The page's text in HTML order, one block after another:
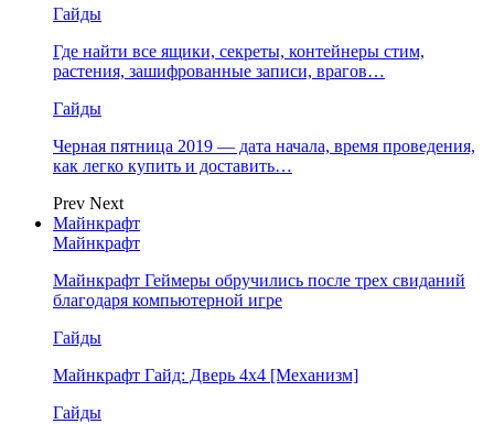
Гайды
Где найти все ящики, секреты, контейнеры стим,
растения, зашифрованные записи, врагов…
Гайды
Черная пятница 2019 — дата начала, время проведения,
как легко купить и доставить…
Prev Next
Майнкрафт
Майнкрафт
Майнкрафт Геймеры обручились после трех свиданий
благодаря компьютерной игре
Гайды
Майнкрафт Гайд: Дверь 4х4 [Механизм]
Гайды